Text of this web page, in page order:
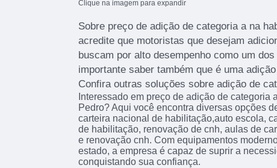
Clique na imagem para expandir
Sobre preço de adição de categoria a na
acredite que motoristas que desejam
buscam por alto desempenho como um
importante saber também que é uma
Confira outras soluções sobre adição de
Interessado em preço de adição de categoria
Pedro? Aqui você encontra diversas opções
carteira nacional de habilitação,auto escola,
de habilitação, renovação de cnh, aulas de
e renovação cnh. Com equipamentos
estado, a empresa é capaz de suprir a
conquistando sua confiança.